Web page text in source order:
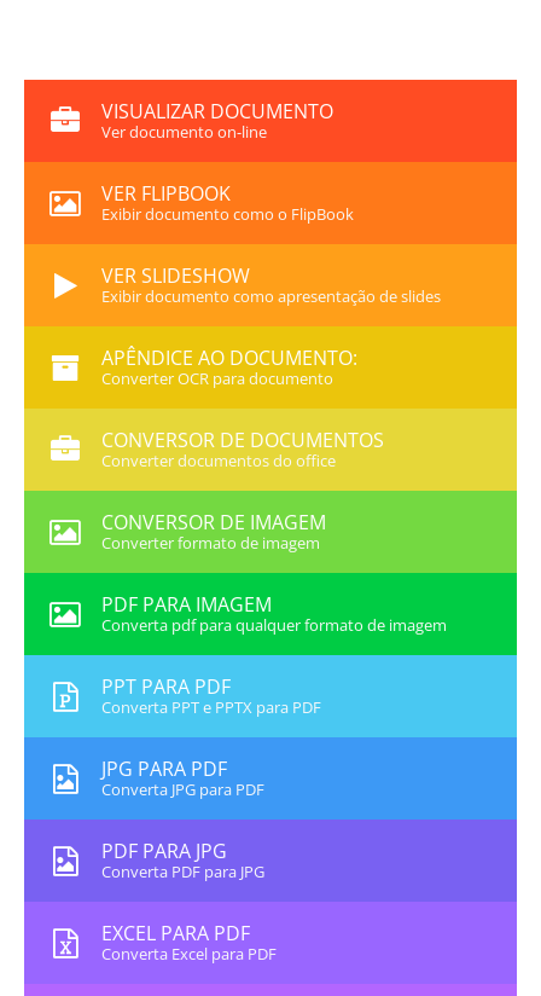
VISUALIZAR DOCUMENTO
Ver documento on-line
VER FLIPBOOK
Exibir documento como o FlipBook
VER SLIDESHOW
Exibir documento como apresentação de slides
APÊNDICE AO DOCUMENTO:
Converter OCR para documento
CONVERSOR DE DOCUMENTOS
Converter documentos do office
CONVERSOR DE IMAGEM
Converter formato de imagem
PDF PARA IMAGEM
Converta pdf para qualquer formato de imagem
PPT PARA PDF
Converta PPT e PPTX para PDF
JPG PARA PDF
Converta JPG para PDF
PDF PARA JPG
Converta PDF para JPG
EXCEL PARA PDF
Converta Excel para PDF